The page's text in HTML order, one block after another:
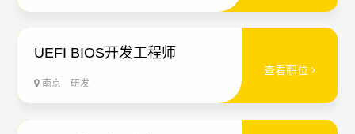
UEFI BIOS开发工程师
南京 研发
查看职位